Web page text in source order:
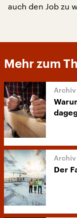
auch den Job zu
Mehr zum
Der